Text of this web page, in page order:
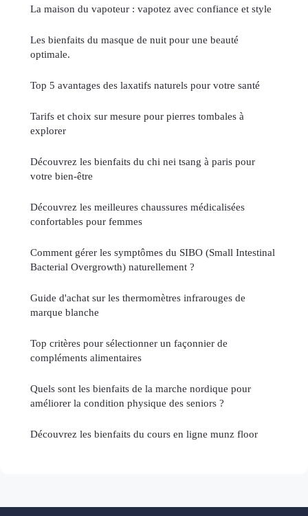
La maison du vapoteur : vapotez avec confiance et style
Les bienfaits du masque de nuit pour une beauté
optimale.
Top 5 avantages des laxatifs naturels pour votre santé
Tarifs et choix sur mesure pour pierres tombales à
explorer
Découvrez les bienfaits du chi nei tsang à paris pour
votre bien-être
Découvrez les meilleures chaussures médicalisées
confortables pour femmes
Comment gérer les symptômes du SIBO (Small Intestinal
Bacterial Overgrowth) naturellement ?
Guide d'achat sur les thermomètres infrarouges de
marque blanche
Top critères pour sélectionner un façonnier de
compléments alimentaires
Quels sont les bienfaits de la marche nordique pour
améliorer la condition physique des seniors ?
Découvrez les bienfaits du cours en ligne munz floor